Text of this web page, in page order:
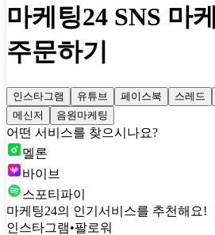
마케팅24 SNS 마
주문하기
인스타그램 유튜브 페이스북 스레드
메신저
음원마케팅
어떤 서비스를 찾으시나요?
멜론
바이브
스포티파이
마케팅24의 인기서비스를 추천해요!
인스타그램•팔로워